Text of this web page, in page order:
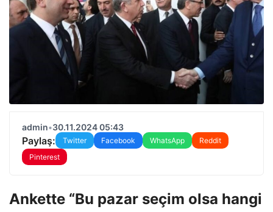
admin•30.11.2024 05:43
Paylaş: Twitter Facebook WhatsApp
Reddit
Pinterest
Ankette “Bu pazar seçim olsa hangi